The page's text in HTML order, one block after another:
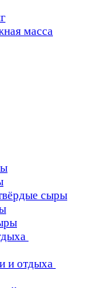
масса
сыры
и отдыха